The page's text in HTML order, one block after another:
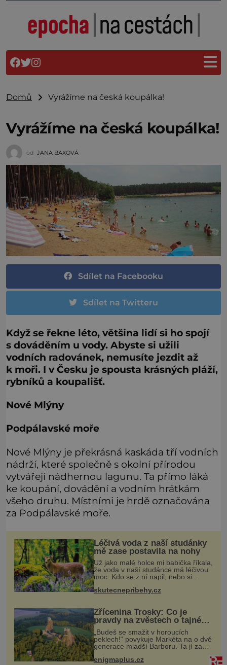
Domů Vyrážíme na česká koupálka!
Vyrážíme na česká koupálka!
od JANA BAXOVÁ
Sdílet na Facebooku
Sdílet na Twitteru
Když se řekne léto, většina lidí si ho spojí
s dováděním u vody. Abyste si užili
vodních radovánek, nemusíte jezdit až
k moři. I v Česku je spousta krásných pláží,
rybníků a koupališť.
Nové Mlýny
Podpálavské moře
Nové Mlýny je překrásná kaskáda tří vodních
nádrží, které společně s okolní přírodou
vytvářejí nádhernou lagunu. Ta přímo láká
ke koupání, dovádění a vodním hrátkám
všeho druhu. Místními je hrdě označována
za Podpálavské moře.
Léčivá voda z naší studánky
mě zase postavila na nohy
Už jako malé holce mi babička říkala,
že voda v naší studánce má léčivou
moc. Kdo se z ní napil, nebo si
natrhal bylinky kolem, tomu se
ulevilo. Ráda vzpomínám na své
skutecnepribehy.cz
Zřícenina Trosky: Co je
pravdy na zvěstech o tajné
chodbě?
„Budeš se smažit v horoucích
peklech!“ povykuje Markéta na o dvě
generace mladší Barboru. Ta jí za
chvíli slovní palbu opětuje. První je
zarytá katolička, druhá přesvědčená
enigmaplus.cz